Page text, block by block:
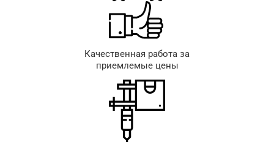
Качественная работа за
приемлемые цены